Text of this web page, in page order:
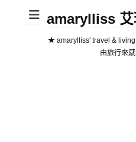
amarylliss 艾
★ amarylliss' travel &
由旅行來